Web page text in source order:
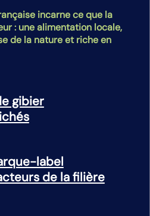
incarne ce que la
: une alimentation locale,
de la nature et riche en
gibier
label
de la filière